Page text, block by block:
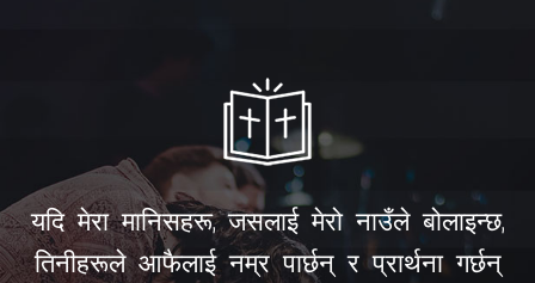
यदि मेरा मानिसहरू, जसलाई मेरो नाउँले बोलाइन्छ,
तिनीहरूले आफैलाई नम्र पार्छन् र प्रार्थना गर्छन्